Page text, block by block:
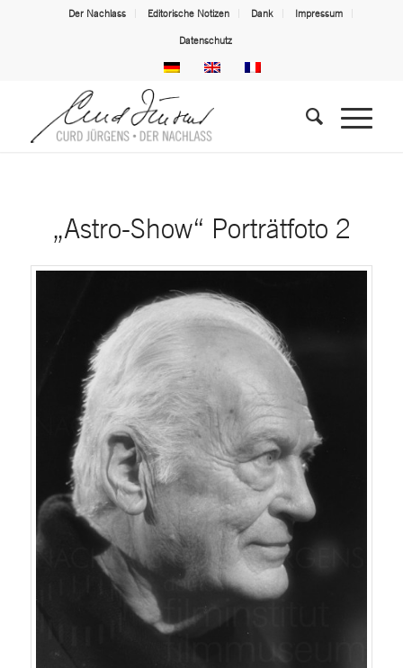
Der Nachlass Editorische Notizen Dank Impressum
Datenschutz
„Astro-Show“ Porträtfoto 2